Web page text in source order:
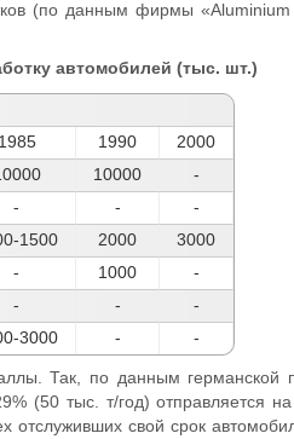
(по данным фирмы
автомобилей (тыс. шт.)
1985 1990
2000
10000
-
- -
-
1500 2000
3000
- 1000
-
- -
-
3000 - -
Так, по данным германской
(50 тыс. т/год) отправляется
отслуживших свой срок